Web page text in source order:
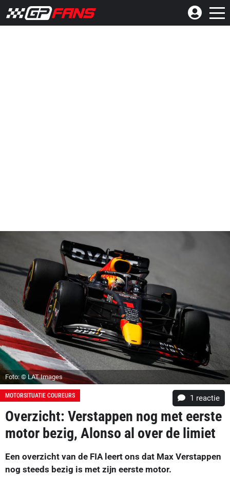
Foto: © LAT Images
MOTORSITUATIE COUREURS 1 reactie
Overzicht: Verstappen nog met eerste
motor bezig, Alonso al over de limiet
Een overzicht van de FIA leert ons dat Max Verstappen
nog steeds bezig is met zijn eerste motor.